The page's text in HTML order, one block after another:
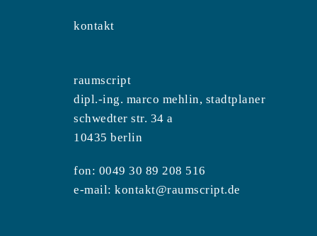
kontakt
raumscript
dipl.-ing. marco mehlin, stadtplaner
schwedter str. 34 a
10435 berlin
fon: 0049 30 89 208 516
e-mail:kontakt@raumscript.de